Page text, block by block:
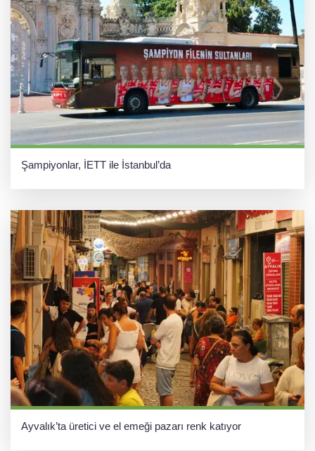
Şampiyonlar, İETT ile İstanbul’da
Ayvalık’ta üretici ve el emeği pazarı renk katıyor